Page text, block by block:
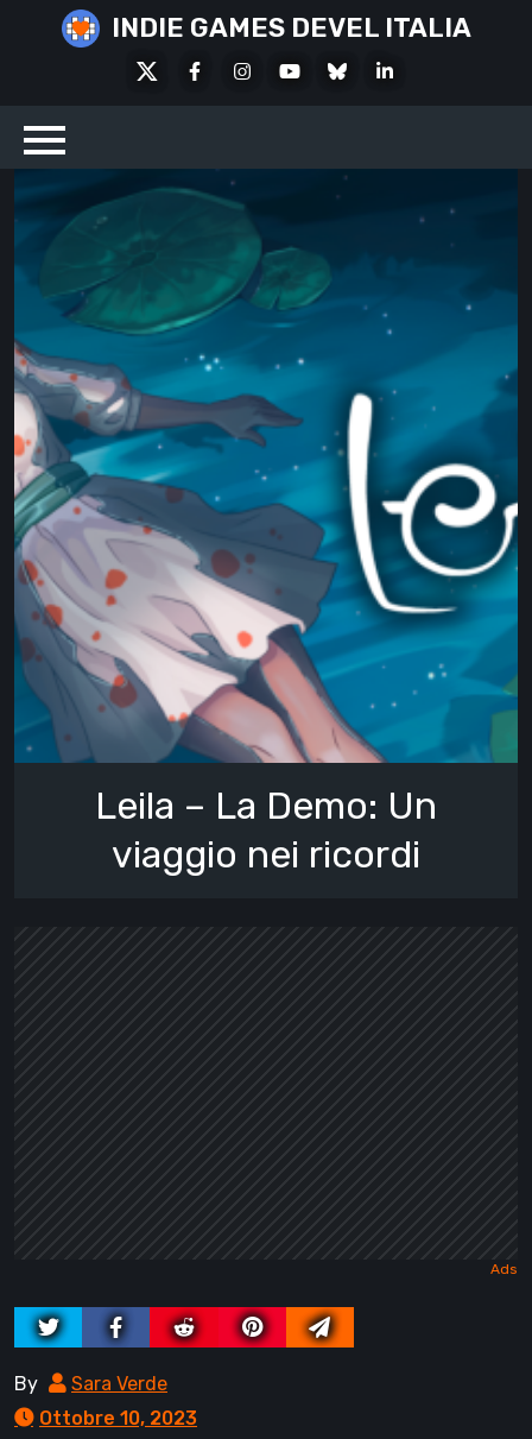
INDIE GAMES DEVEL ITALIA
FacebookInstagramYoutubeBlueskyLinkedIn
Leila – La Demo: Un
viaggio nei ricordi
By
Sara Verde
Ottobre 10, 2023